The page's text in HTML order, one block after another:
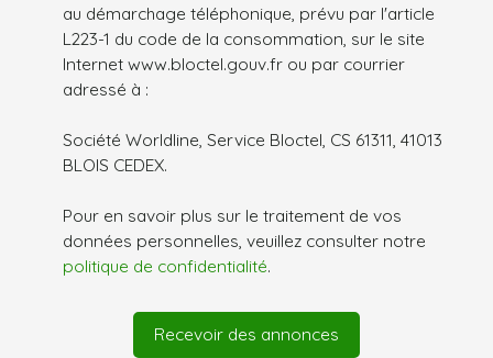
au démarchage téléphonique, prévu par l'article
L223-1 du code de la consommation, sur le site
Internet www.bloctel.gouv.fr ou par courrier
adressé à :
Société Worldline, Service Bloctel, CS 61311, 41013
BLOIS CEDEX.
Pour en savoir plus sur le traitement de vos
données personnelles, veuillez consulter notre
politique de confidentialité.
Recevoir des annonces